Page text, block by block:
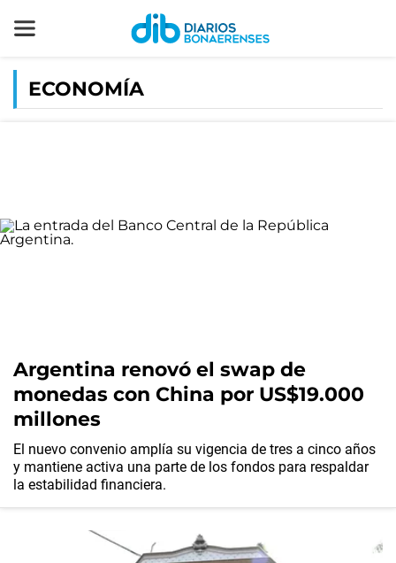
ECONOMÍA
Argentina renovó el swap de
monedas con China por US$19.000
millones
El nuevo convenio amplía su vigencia de tres a cinco años
y mantiene activa una parte de los fondos para respaldar
la estabilidad financiera.